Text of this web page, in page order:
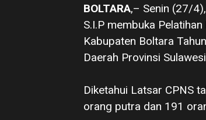
BOLTARA,– Senin (27/
S.I.P membuka
Kabupaten Boltara
Daerah Provinsi
‎Diketahui Latsar CPNS
orang putra dan 191